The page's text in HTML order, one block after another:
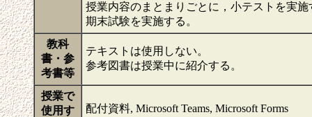
授業内容のまとまりごとに，小テストを実施
期末試験を実施する。
教科
書・参
考書等
テキストは使用しない。
参考図書は授業中に紹介する。
授業で
使用す
配付資料, Microsoft Teams, Microsoft Forms